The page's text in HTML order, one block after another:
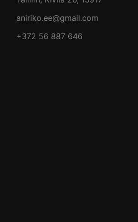
aniriko.ee@gmail.com
+372 56 887 646